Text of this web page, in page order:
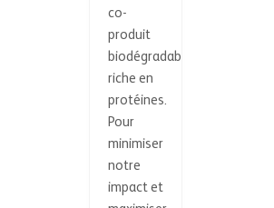
co-
produit
biodégradable
riche en
protéines.
Pour
minimiser
notre
impact et